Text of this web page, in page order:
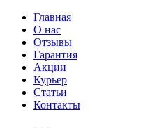
Главная
О нас
Отзывы
Гарантия
Акции
Курьер
Статьи
Контакты